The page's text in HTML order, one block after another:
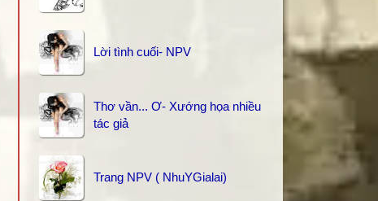
Lời tình cuối- NPV
Thơ vần... Ơ- Xướng họa nhiều
tác giả
Trang NPV ( NhuYGialai)